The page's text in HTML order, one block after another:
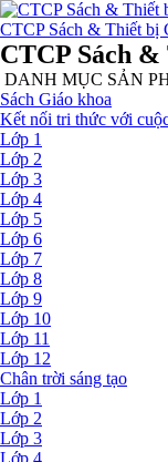
CTCP Sách & Thiết bị
CTCP Sách
DANH MỤC SẢN
Sách Giáo khoa
Kết nối tri thức với
Lớp 1
Lớp 2
Lớp 3
Lớp 4
Lớp 5
Lớp 6
Lớp 7
Lớp 8
Lớp 9
Lớp 10
Lớp 11
Lớp 12
Chân trời sáng tạo
Lớp 1
Lớp 2
Lớp 3
Lớp 4